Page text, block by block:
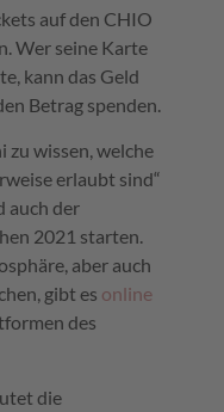
auf den CHIO
Wer seine Karte
kann das Geld
Betrag spenden.
zu wissen, welche
erlaubt sind“
auch der
2021 starten.
aber auch
gibt es online
des
die